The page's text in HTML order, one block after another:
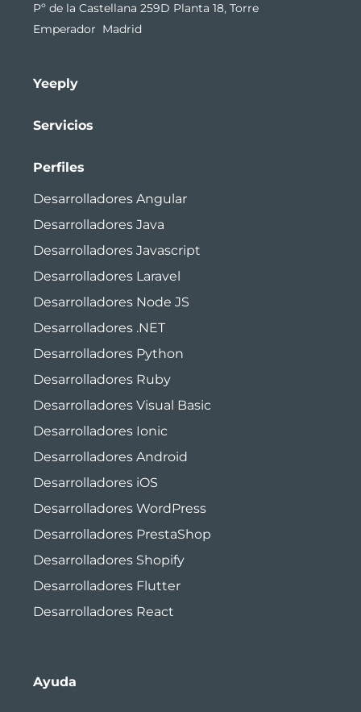
Pº de la Castellana 259D Planta 18, Torre
Emperador Madrid
Yeeply
Servicios
Perfiles
Desarrolladores Angular
Desarrolladores Java
Desarrolladores Javascript
Desarrolladores Laravel
Desarrolladores Node JS
Desarrolladores .NET
Desarrolladores Python
Desarrolladores Ruby
Desarrolladores Visual Basic
Desarrolladores Ionic
Desarrolladores Android
Desarrolladores iOS
Desarrolladores WordPress
Desarrolladores PrestaShop
Desarrolladores Shopify
Desarrolladores Flutter
Desarrolladores React
Ayuda